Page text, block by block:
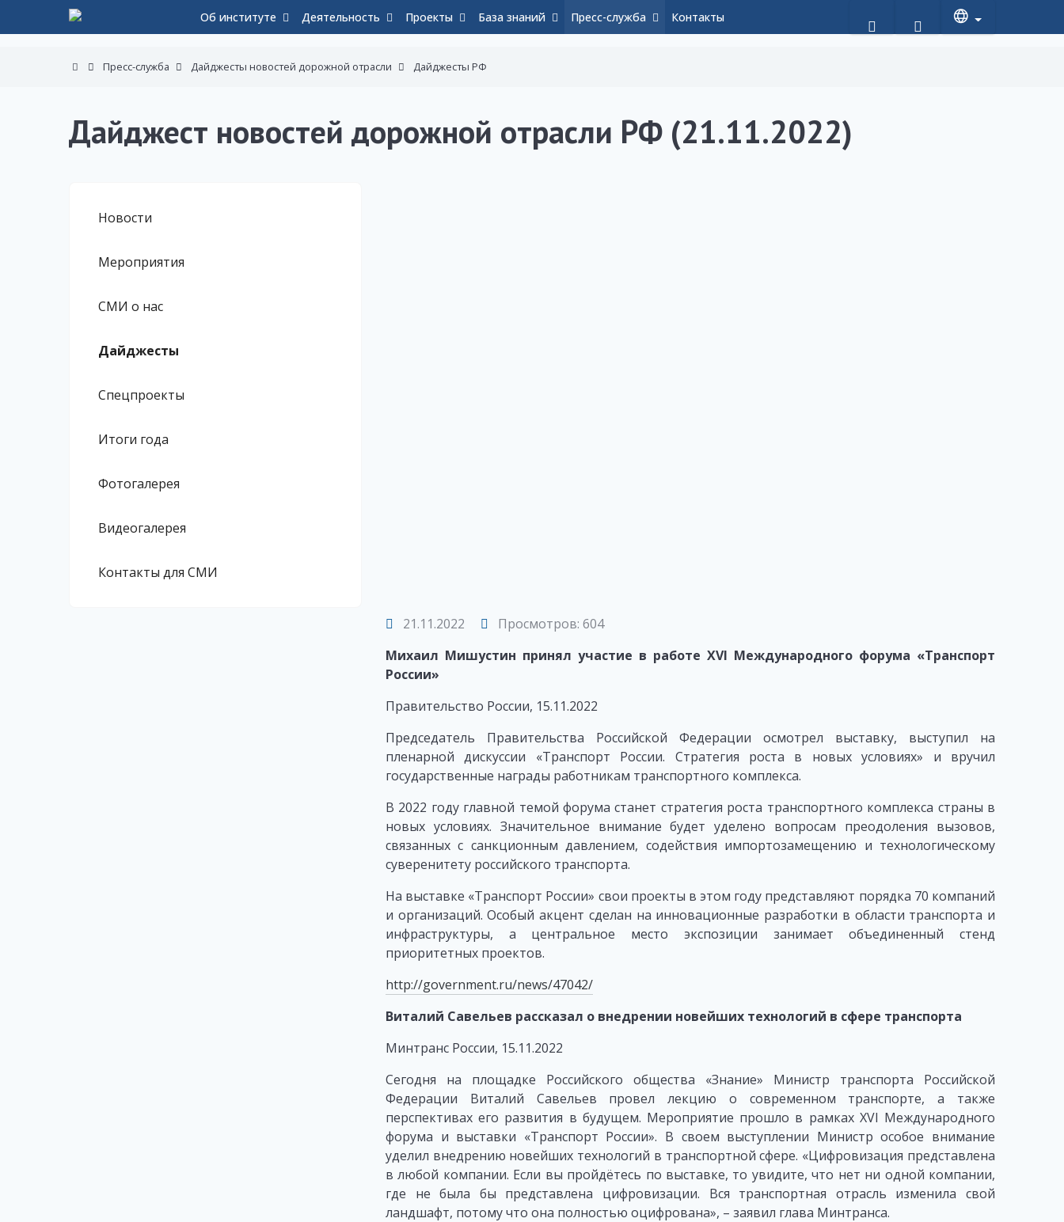
Об институте Деятельность Проекты База знаний Пресс-служба Контакты
Пресс-служба Дайджесты новостей дорожной отрасли Дайджесты РФ
Дайджест новостей дорожной отрасли РФ (21.11.2022)
Новости
Мероприятия
СМИ о нас
Дайджесты
Спецпроекты
Итоги года
Фотогалерея
Видеогалерея
Контакты для СМИ
21.11.2022
Просмотров: 604
Михаил Мишустин принял участие в работе XVI Международного форума «Транспорт
России»
Правительство России, 15.11.2022
Председатель Правительства Российской Федерации осмотрел выставку, выступил на
пленарной дискуссии «Транспорт России. Стратегия роста в новых условиях» и вручил
государственные награды работникам транспортного комплекса.
В 2022 году главной темой форума станет стратегия роста транспортного комплекса страны в
новых условиях. Значительное внимание будет уделено вопросам преодоления вызовов,
связанных с санкционным давлением, содействия импортозамещению и технологическому
суверенитету российского транспорта.
На выставке «Транспорт России» свои проекты в этом году представляют порядка 70 компаний
и организаций. Особый акцент сделан на инновационные разработки в области транспорта и
инфраструктуры, а центральное место экспозиции занимает объединенный стенд
приоритетных проектов.
http://government.ru/news/47042/
Виталий Савельев рассказал о внедрении новейших технологий в сфере транспорта
Минтранс России, 15.11.2022
Сегодня на площадке Российского общества «Знание» Министр транспорта Российской
Федерации Виталий Савельев провел лекцию о современном транспорте, а также
перспективах его развития в будущем. Мероприятие прошло в рамках XVI Международного
форума и выставки «Транспорт России». В своем выступлении Министр особое внимание
уделил внедрению новейших технологий в транспортной сфере. «Цифровизация представлена
в любой компании. Если вы пройдётесь по выставке, то увидите, что нет ни одной компании,
где не была бы представлена цифровизации. Вся транспортная отрасль изменила свой
ландшафт, потому что она полностью оцифрована», – заявил глава Минтранса.